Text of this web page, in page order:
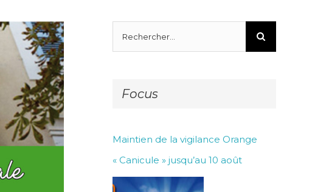
Focus
Maintien de la vigilance Orange
« Canicule » jusqu’au 10 août